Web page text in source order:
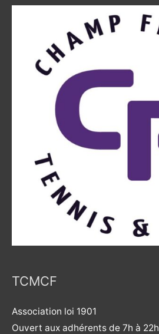
TCMCF
Association loi 1901
Ouvert aux adhérents de 7h à 22h